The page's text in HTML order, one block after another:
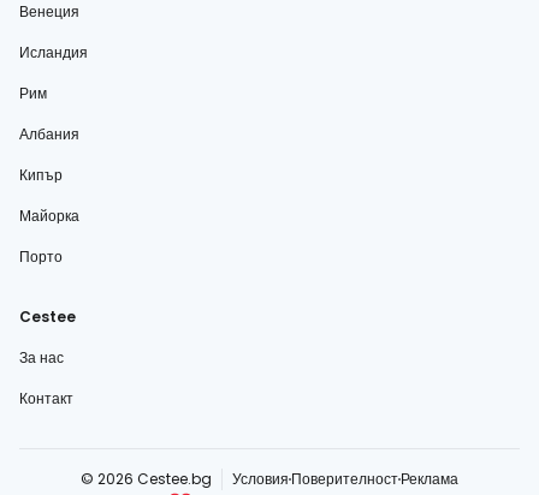
Венеция
Исландия
Рим
Албания
Кипър
Майорка
Порто
Cestee
За нас
Контакт
© 2026 Cestee.bg Условия ПоверителностРеклама